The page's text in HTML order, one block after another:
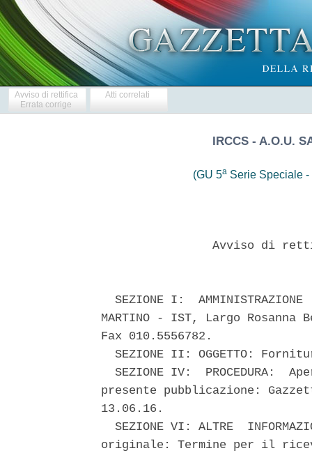
Avviso di rettifica
Errata corrige
Atti correlati
IRCCS - A.O.U.
(GU 5aSerie Speciale -
Avviso di
SEZIONE I:  AMMINISTRAZIONE
MARTINO - IST, Largo
Fax 010.5556782.
SEZIONE II: OGGETTO:
SEZIONE IV:  PROCEDURA:
presente pubblicazione:
13.06.16.
SEZIONE VI: ALTRE
originale: Termine per il